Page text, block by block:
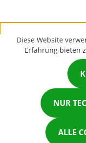
Chat on Whatsapp
Diese Website
Erfahrung bieten
NUR
ALLE